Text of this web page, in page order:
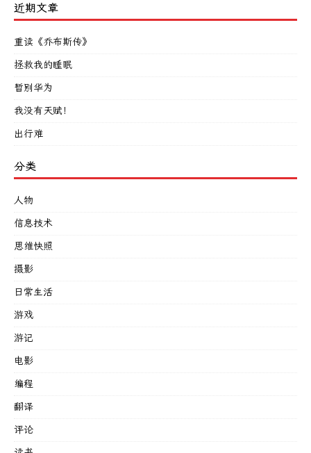
近期文章
重读《乔布斯传》
拯救我的睡眠
暂别华为
我没有天赋！
出行难
分类
人物
信息技术
思维快照
摄影
日常生活
游戏
游记
电影
编程
翻译
评论